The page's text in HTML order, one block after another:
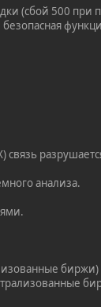
(сбой 500 при
безопасная
анализа.
биржи)